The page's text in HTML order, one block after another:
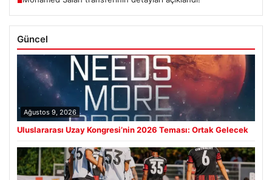
Güncel
Ağustos 9, 2026
Uluslararası Uzay Kongresi’nin 2026 Teması: Ortak Gelecek